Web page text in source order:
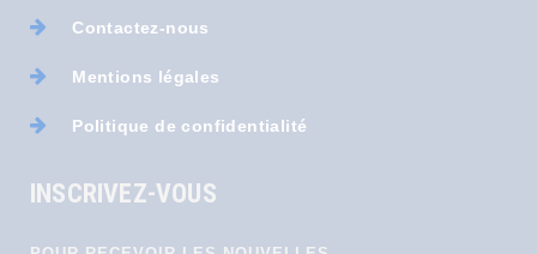
Contactez-nous
Mentions légales
Politique de confidentialité
INSCRIVEZ-VOUS